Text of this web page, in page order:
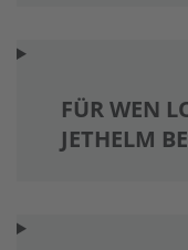
FÜR WEN
JETHELM